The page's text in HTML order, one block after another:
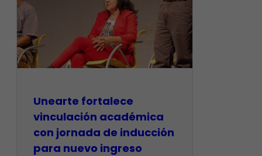
Unearte fortalece
vinculación académica
con jornada de inducción
para nuevo ingreso